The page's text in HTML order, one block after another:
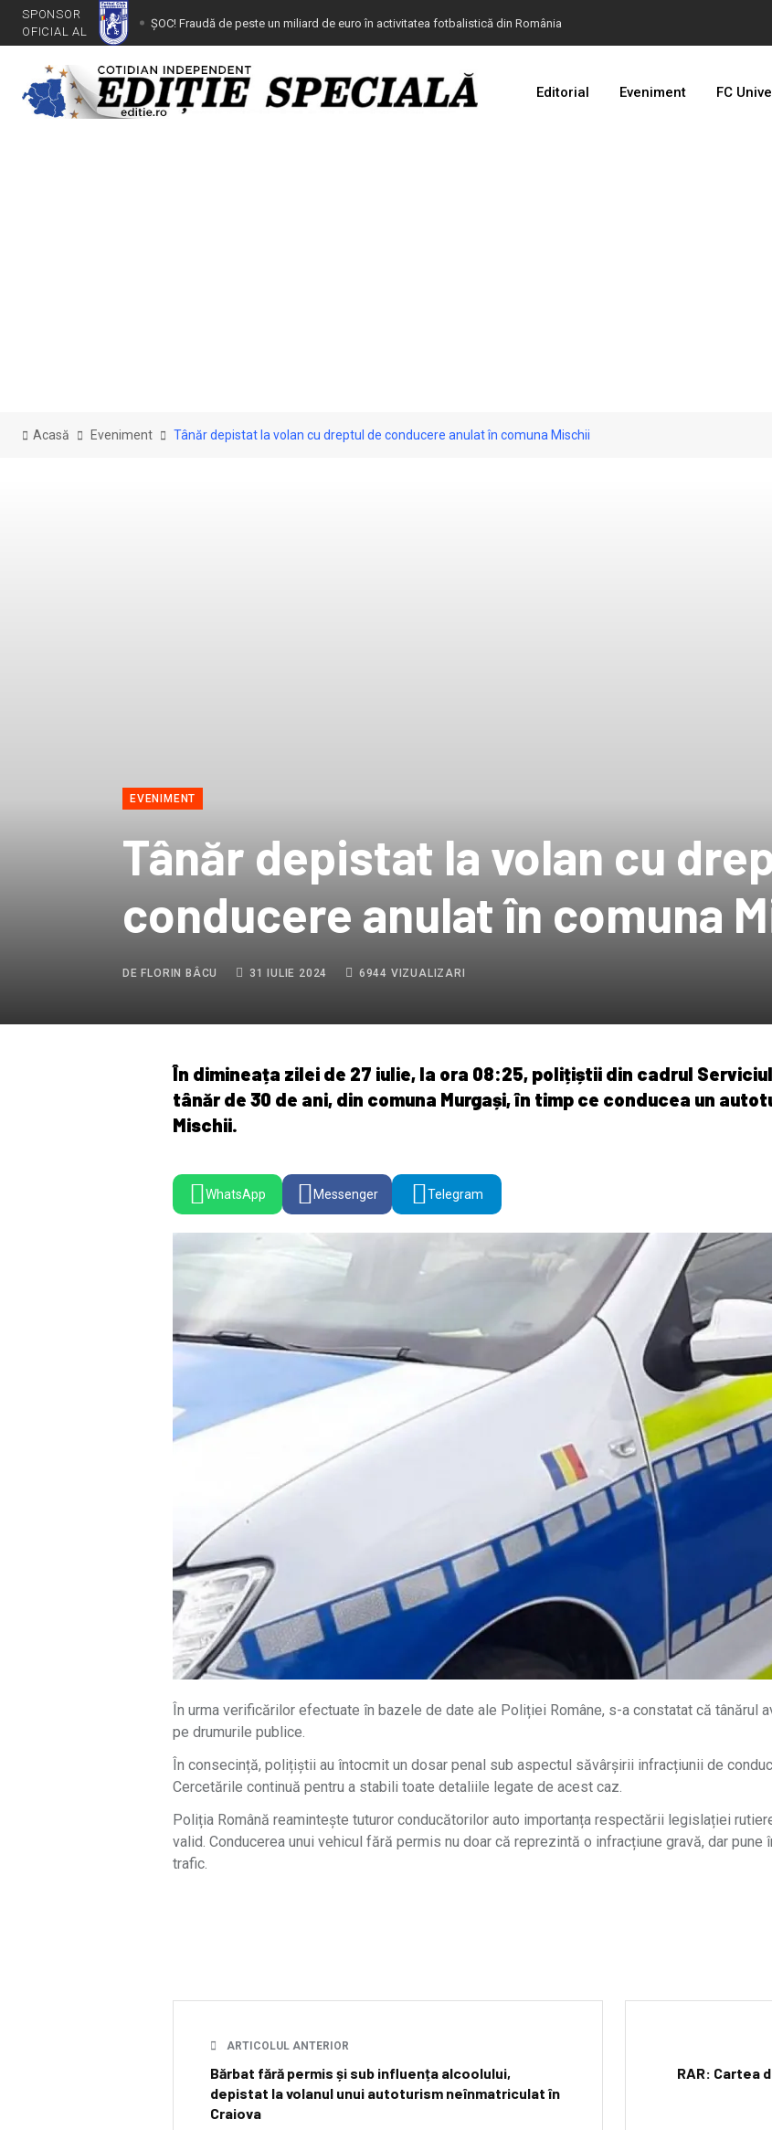
SPONSOR
OFICIAL AL
ȘOC! Fraudă de peste un miliard de euro în activitatea fotbalistică din România
ODISEEA FRF (IV): Începe procesul secolului Editorial Eveniment FC
Acasă Eveniment Tânăr depistat la volan cu dreptul de conducere anulat în comuna Mischii
EVENIMENT
Tânăr depistat la volan cu
conducere anulat în comuna
DE FLORIN BÂCU 31 IULIE 2024 6944 VIZUALIZARI
În dimineața zilei de 27 iulie, la ora 08:25, polițiștii din cadrul
tânăr de 30 de ani, din comuna Murgași, în timp ce conducea un
Mischii.
WhatsApp Messenger Telegram
În urma verificărilor efectuate în bazele de date ale Poliției Române, s-a constatat că tânărul
pe drumurile publice.
În consecință, polițiștii au întocmit un dosar penal sub aspectul săvârșirii infracțiunii de
Cercetările continuă pentru a stabili toate detaliile legate de acest caz.
Poliția Română reamintește tuturor conducătorilor auto importanța respectării legislației
valid. Conducerea unui vehicul fără permis nu doar că reprezintă o infracțiune gravă, dar
trafic.
ARTICOLUL ANTERIOR
Bărbat fără permis și sub influența alcoolului,
depistat la volanul unui autoturism neînmatriculat în
Craiova
RAR: Cartea